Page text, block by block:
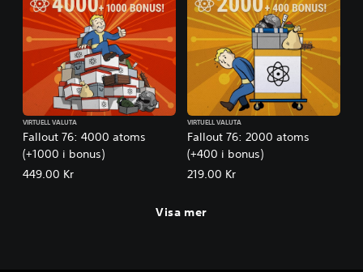
Fallout 76: 4000 atoms
(+1000 i bonus)
VIRTUELL VALUTA
449.00 Kr
Fallout 76: 2000 atoms
(+400 i bonus)
VIRTUELL VALUTA
219.00 Kr
Visa mer